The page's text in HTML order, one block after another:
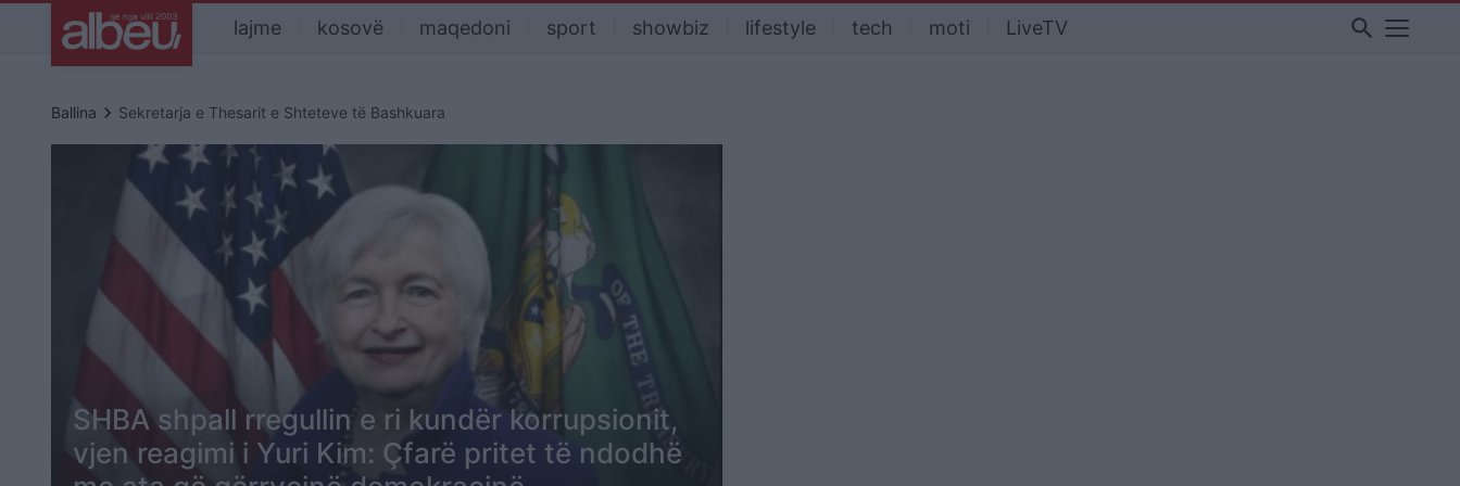
lajme kosovë maqedoni sport showbiz lifestyle tech moti LiveTV search
Ballina keyboard_arrow_right Sekretarja e Thesarit e Shteteve të Bashkuara
SHBA shpall rregullin e ri kundër korrupsionit,
vjen reagimi i Yuri Kim: Çfarë pritet të ndodhë